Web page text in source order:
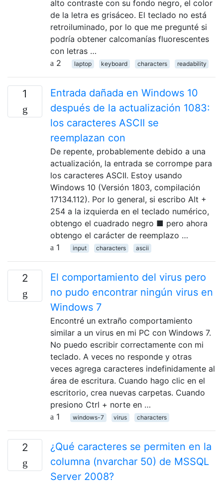
alto contraste con su fondo negro, el color
de la letra es grisáceo. El teclado no está
retroiluminado, por lo que me pregunté si
podría obtener calcomanías fluorescentes
con letras …
2
laptop keyboard characters readability
1
Entrada dañada en Windows 10
después de la actualización 1083:
los caracteres ASCII se
reemplazan con
De repente, probablemente debido a una
actualización, la entrada se corrompe para
los caracteres ASCII. Estoy usando
Windows 10 (Versión 1803, compilación
17134.112). Por lo general, si escribo Alt +
254 a la izquierda en el teclado numérico,
obtengo el cuadrado negro ■ pero ahora
obtengo el carácter de reemplazo …
1
input characters ascii
2
El comportamiento del virus pero
no pudo encontrar ningún virus en
Windows 7
Encontré un extraño comportamiento
similar a un virus en mi PC con Windows 7.
No puedo escribir correctamente con mi
teclado. A veces no responde y otras
veces agrega caracteres indefinidamente al
área de escritura. Cuando hago clic en el
escritorio, crea nuevas carpetas. Cuando
presiono Ctrl + norte en …
1
windows-7 virus characters
2
¿Qué caracteres se permiten en la
columna (nvarchar 50) de MSSQL
Server 2008?